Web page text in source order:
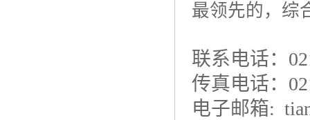
最领先的，综
联系电话：
传真电话：
电子邮箱: